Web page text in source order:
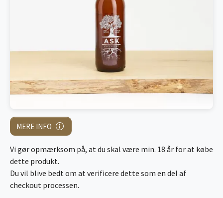
MERE INFO
Vi gør opmærksom på, at du skal være min. 18 år for at købe
dette produkt.
Du vil blive bedt om at verificere dette som en del af
checkout processen.